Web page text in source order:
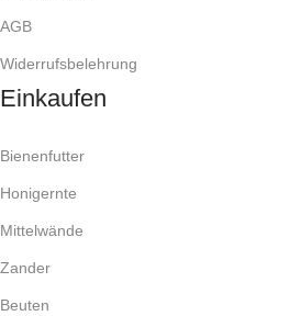
AGB
Widerrufsbelehrung
Einkaufen
Bienenfutter
Honigernte
Mittelwände
Zander
Beuten